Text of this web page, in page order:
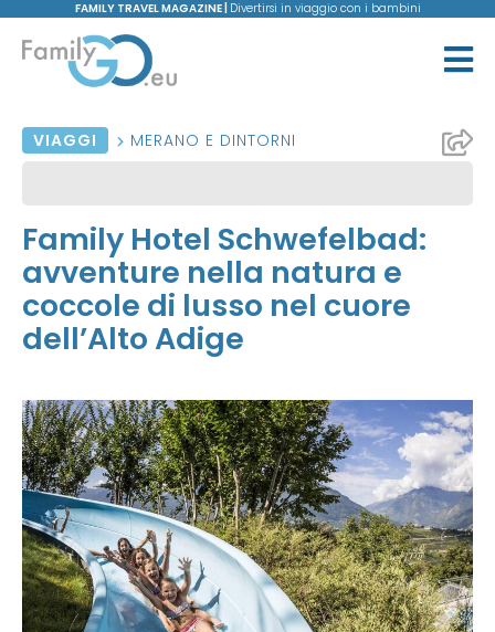
FAMILY TRAVEL MAGAZINE | Divertirsi in viaggio con i bambini
VIAGGI MERANO E DINTORNI
Family Hotel Schwefelbad:
avventure nella natura e
coccole di lusso nel cuore
dell’Alto Adige